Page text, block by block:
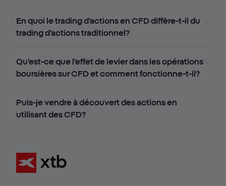
En quoi le trading d'actions en CFD diffère-t-il du
trading d'actions traditionnel?
Qu'est-ce que l'effet de levier dans les opérations
boursières sur CFD et comment fonctionne-t-il?
Puis-je vendre à découvert des actions en
utilisant des CFD?